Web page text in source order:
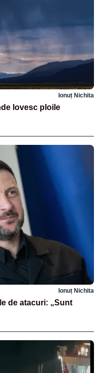
Ionuț Nichita
lovesc ploile
Ionuț Nichita
de atacuri: „Sunt